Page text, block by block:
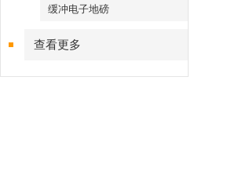
缓冲电子地磅
查看更多